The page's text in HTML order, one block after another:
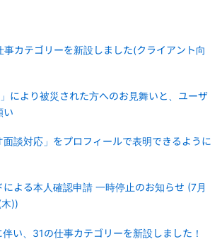
事カテゴリーを新設しました(クライアント向
により被災された方へのお見舞いと、ユーザ
い
面談対応」をプロフィールで表明できるように
よる本人確認申請 一時停止のお知らせ (7月
))
い、31の仕事カテゴリーを新設しました！